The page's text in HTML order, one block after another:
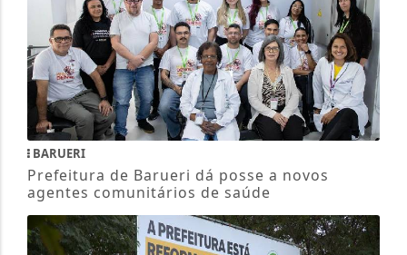
BARUERI
Prefeitura de Barueri dá posse a novos
agentes comunitários de saúde